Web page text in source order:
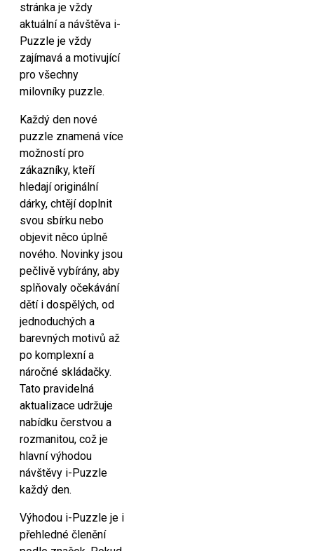
stránka je vždy
aktuální a návštěva i-
Puzzle je vždy
zajímavá a motivující
pro všechny
milovníky puzzle.
Každý den nové
puzzle znamená více
možností pro
zákazníky, kteří
hledají originální
dárky, chtějí doplnit
svou sbírku nebo
objevit něco úplně
nového. Novinky jsou
pečlivě vybírány, aby
splňovaly očekávání
dětí i dospělých, od
jednoduchých a
barevných motivů až
po komplexní a
náročné skládačky.
Tato pravidelná
aktualizace udržuje
nabídku čerstvou a
rozmanitou, což je
hlavní výhodou
návštěvy i-Puzzle
každý den.
Výhodou i-Puzzle je i
přehledné členění